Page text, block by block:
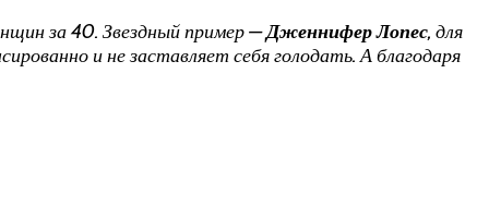
за 40. Звездный пример —Дженнифер Лопес, для
и не заставляет себя голодать. А благодаря